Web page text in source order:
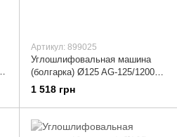
Артикул: 899025
Углошлифовальная машина
(болгарка) Ø125 AG-125/1200 V
APRO 899025
1 518 грн